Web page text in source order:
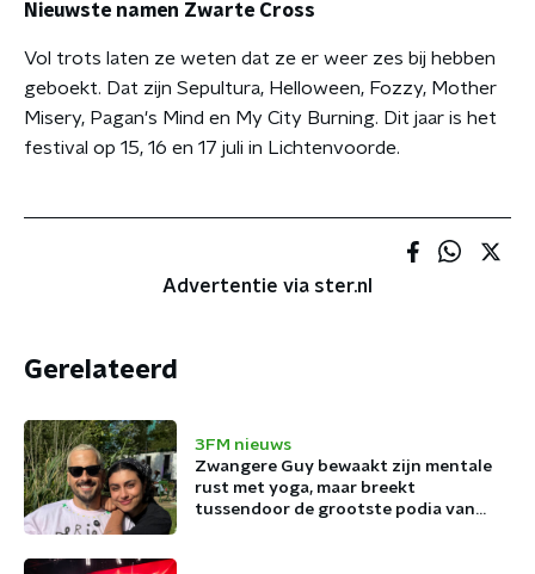
Nieuwste namen Zwarte Cross
Vol trots laten ze weten dat ze er weer zes bij hebben
geboekt. Dat zijn Sepultura, Helloween, Fozzy, Mother
Misery, Pagan's Mind en My City Burning. Dit jaar is het
festival op 15, 16 en 17 juli in Lichtenvoorde.
Advertentie via ster.nl
Gerelateerd
3FM nieuws
Zwangere Guy bewaakt zijn mentale
rust met yoga, maar breekt
tussendoor de grootste podia van